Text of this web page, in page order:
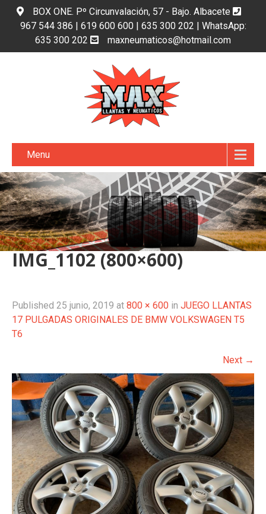
BOX ONE. Pº Circunvalación, 57 - Bajo. Albacete
967 544 386 | 619 600 600 | 635 300 202 | WhatsApp:
635 300 202
maxneumaticos@hotmail.com
Menu
IMG_1102 (800×600)
Published 25 junio, 2019 at 800 × 600 in JUEGO LLANTAS
17 PULGADAS ORIGINALES DE BMW VOLKSWAGEN T5
T6
Next →